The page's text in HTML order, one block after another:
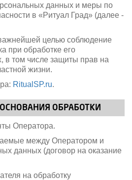
данных и меры по
в «Ритуал Град» (далее -
целью соблюдение
при обработке его
в том числе защиты прав на
жизни.
RitualSP.ru.
ОБРАБОТКИ
Оператора.
между Оператором и
данных (договор на оказание
на обработку